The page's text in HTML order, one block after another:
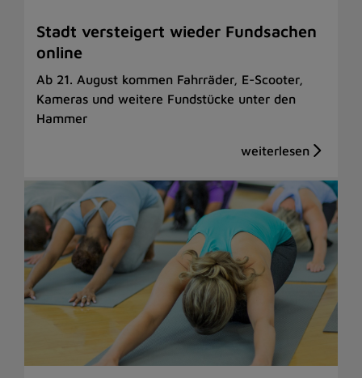
Stadt versteigert wieder Fundsachen
online
Ab 21. August kommen Fahrräder, E-Scooter,
Kameras und weitere Fundstücke unter den
Hammer